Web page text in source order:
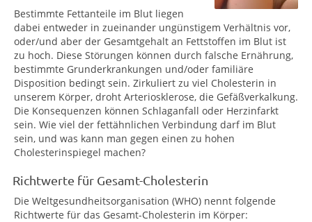
Bestimmte Fettanteile im Blut liegen
dabei entweder in zueinander ungünstigem Verhältnis vor,
oder/und aber der Gesamtgehalt an Fettstoffen im Blut ist
zu hoch. Diese Störungen können durch falsche Ernährung,
bestimmte Grunderkrankungen und/oder familiäre
Disposition bedingt sein. Zirkuliert zu viel Cholesterin in
unserem Körper, droht Arteriosklerose, die Gefäßverkalkung.
Die Konsequenzen können Schlaganfall oder Herzinfarkt
sein. Wie viel der fettähnlichen Verbindung darf im Blut
sein, und was kann man gegen einen zu hohen
Cholesterinspiegel machen?
Richtwerte für Gesamt-Cholesterin
Die Weltgesundheitsorganisation (WHO) nennt folgende
Richtwerte für das Gesamt-Cholesterin im Körper: